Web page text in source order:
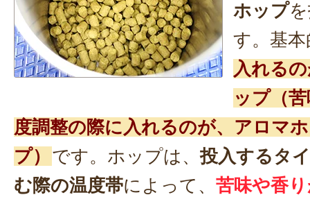
ホップ
す。基
入れる
ップ（
度調整の際に入れるのが、アロマ
プ）
です。ホップは、投入するタ
む際の温度帯によって、 苦味や香